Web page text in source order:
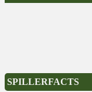
SPILLERFACTS